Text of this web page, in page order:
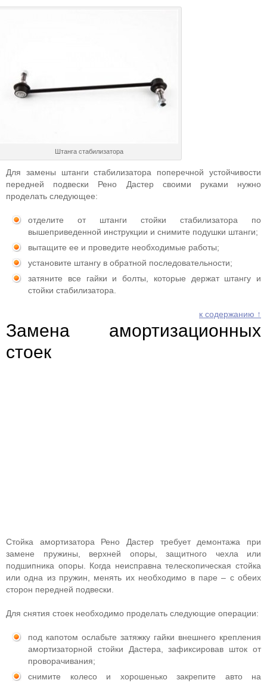
Штанга стабилизатора
Для замены штанги стабилизатора поперечной устойчивости
передней подвески Рено Дастер своими руками нужно
проделать следующее:
отделите от штанги стойки стабилизатора по
вышеприведенной инструкции и снимите подушки штанги;
вытащите ее и проведите необходимые работы;
установите штангу в обратной последовательности;
затяните все гайки и болты, которые держат штангу и
стойки стабилизатора.
к содержанию ↑
Замена амортизационных
стоек
Стойка амортизатора Рено Дастер требует демонтажа при
замене пружины, верхней опоры, защитного чехла или
подшипника опоры. Когда неисправна телескопическая стойка
или одна из пружин, менять их необходимо в паре – с обеих
сторон передней подвески.
Для снятия стоек необходимо проделать следующие операции:
под капотом ослабьте затяжку гайки внешнего крепления
амортизаторной стойки Дастера, зафиксировав шток от
проворачивания;
снимите колесо и хорошенько закрепите авто на